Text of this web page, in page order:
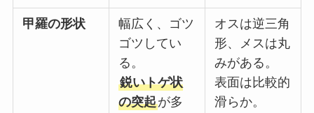
甲羅の形状
幅広く、ゴツ
ゴツしてい
る。
鋭いトゲ状
の突起が多
オスは逆三角
形、メスは丸
みがある。
表面は比較的
滑らか。